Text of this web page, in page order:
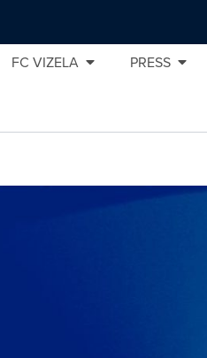
FC VIZELA PRESS